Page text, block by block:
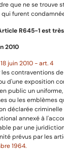
que ne se trouve
furent
R645-1 est
2010
juin 2010 - art. 4
contraventions
d'une exposition
public un
ou les emblèmes
déclarée
annexé à
par une
prévus par les
1964.
Paquet de